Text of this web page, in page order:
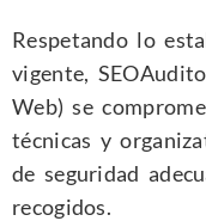
Respetando lo
vigente,
Web) se
técnicas y
de seguridad
recogidos.